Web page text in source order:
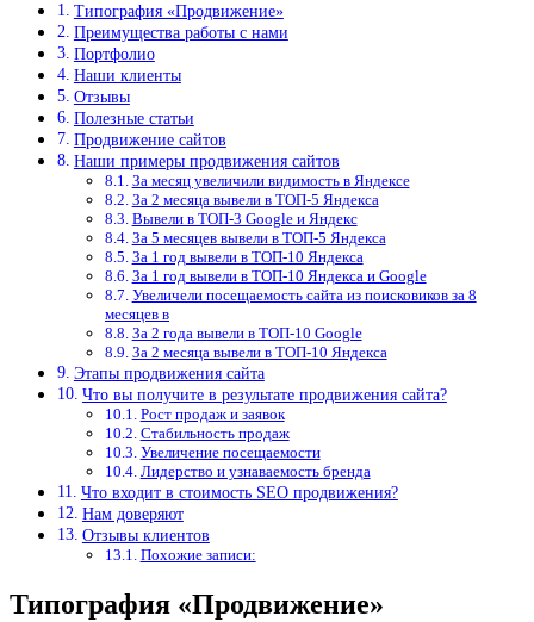
Типография «Продвижение»
Преимущества работы с нами
Портфолио
Наши клиенты
Отзывы
Полезные статьи
Продвижение сайтов
Наши примеры продвижения сайтов
За месяц увеличили видимость в Яндексе
За 2 месяца вывели в ТОП-5 Яндекса
Вывели в ТОП-3 Google и Яндекс
За 5 месяцев вывели в ТОП-5 Яндекса
За 1 год вывели в ТОП-10 Яндекса
За 1 год вывели в ТОП-10 Яндекса и Google
Увеличели посещаемость сайта из поисковиков за 8
месяцев в
За 2 года вывели в ТОП-10 Google
За 2 месяца вывели в ТОП-10 Яндекса
Этапы продвижения сайта
Что вы получите в результате продвижения сайта?
Рост продаж и заявок
Стабильность продаж
Увеличение посещаемости
Лидерство и узнаваемость бренда
Что входит в стоимость SEO продвижения?
Нам доверяют
Отзывы клиентов
Похожие записи:
Типография «Продвижение»